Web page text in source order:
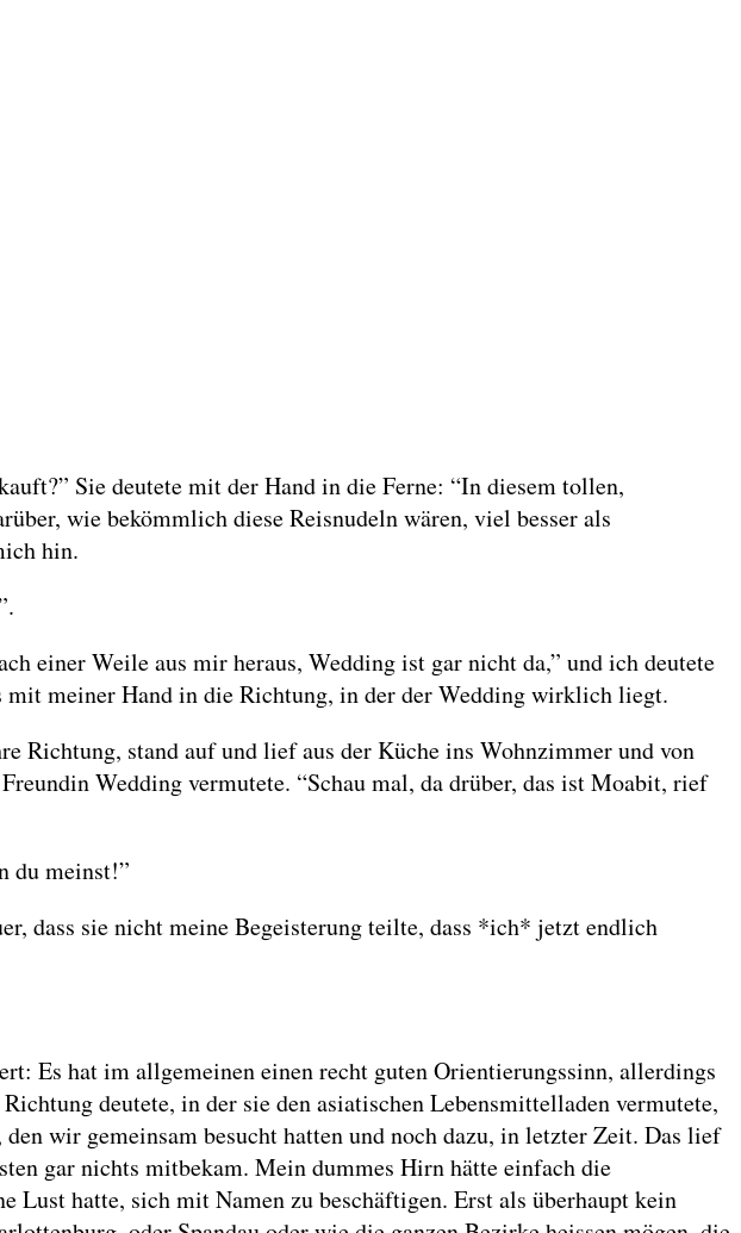
Sie deutete mit der Hand in die Ferne: “In diesem tollen,
wie bekömmlich diese Reisnudeln wären, viel besser als
hin.
einer Weile aus mir heraus, Wedding ist gar nicht da,” und ich deutete
meiner Hand in die Richtung, in der der Wedding wirklich liegt.
Richtung, stand auf und lief aus der Küche ins Wohnzimmer und von
Wedding vermutete. “Schau mal, da drüber, das ist Moabit, rief
du meinst!”
dass sie nicht meine Begeisterung teilte, dass *ich* jetzt endlich
Es hat im allgemeinen einen recht guten Orientierungssinn, allerdings
deutete, in der sie den asiatischen Lebensmittelladen vermutete,
wir gemeinsam besucht hatten und noch dazu, in letzter Zeit. Das lief
gar nichts mitbekam. Mein dummes Hirn hätte einfach die
hatte, sich mit Namen zu beschäftigen. Erst als überhaupt kein